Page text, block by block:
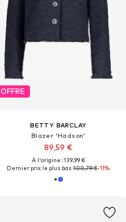
OFFRE
BETTY BARCLAY
Blazer 'Hadson'
89,59 €
À l'origine : 139,99 €
Dernier prix le plus bas :100,79 €-11%